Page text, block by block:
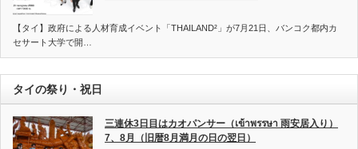
【タイ】政府による人材育成イベント「THAILAND²」が7月21日、バンコク都内カ
セサート大学で開…
タイの祭り・祝日
三連休3日目はカオパンサー（เข้าพรรษา 雨安居入り）
7、8月（旧暦8月満月の日の翌日）